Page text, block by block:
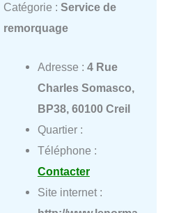
Catégorie : Service de
remorquage
Adresse : 4 Rue
Charles Somasco,
BP38, 60100 Creil
Quartier :
Téléphone :
Contacter
Site internet :